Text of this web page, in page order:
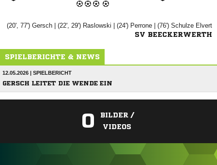
(20', 77')  | (22', 29')  | (24')  | (76')  
SV BEECKERWERTH
SPIELBERICHTE & NEWS
12.05.2026 | SPIELBERICHT
GERSCH LEITET DIE WENDE EIN
0
BILDER /
VIDEOS